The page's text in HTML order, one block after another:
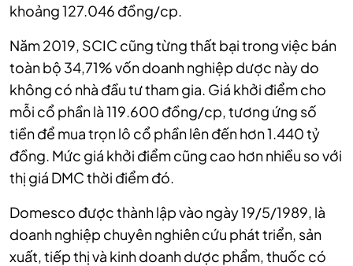
khoảng 127.046 đồng/cp.
Năm 2019, SCIC cũng từng thất bại trong việc bán
toàn bộ 34,71% vốn doanh nghiệp dược này do
không có nhà đầu tư tham gia. Giá khởi điểm cho
mỗi cổ phần là 119.600 đồng/cp, tương ứng số
tiền để mua trọn lô cổ phần lên đến hơn 1.440 tỷ
đồng. Mức giá khởi điểm cũng cao hơn nhiều so với
thị giá DMC thời điểm đó.
Domesco được thành lập vào ngày 19/5/1989, là
doanh nghiệp chuyên nghiên cứu phát triển, sản
xuất, tiếp thị và kinh doanh dược phẩm, thuốc có